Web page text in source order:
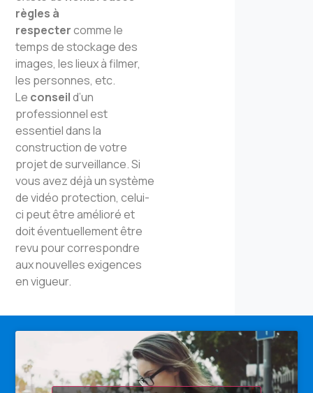
règles à
respectercomme le
temps de stockage des
images, les lieux à filmer,
les personnes, etc.
Le conseild’un
professionnel est
essentiel dans la
construction de votre
projet de surveillance. Si
vous avez déjà un système
de vidéo protection, celui-
ci peut être amélioré et
doit éventuellement être
revu pour correspondre
aux nouvelles exigences
en vigueur.